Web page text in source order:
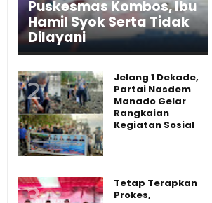
Puskesmas Kombos, Ibu
Hamil Syok Serta Tidak
Dilayani
Jelang 1 Dekade,
Partai Nasdem
Manado Gelar
Rangkaian
Kegiatan Sosial
Tetap Terapkan
Prokes,